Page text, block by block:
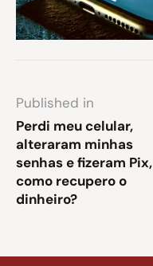
Published in
Perdi meu celular,
alteraram minhas
senhas e fizeram Pix,
como recupero o
dinheiro?